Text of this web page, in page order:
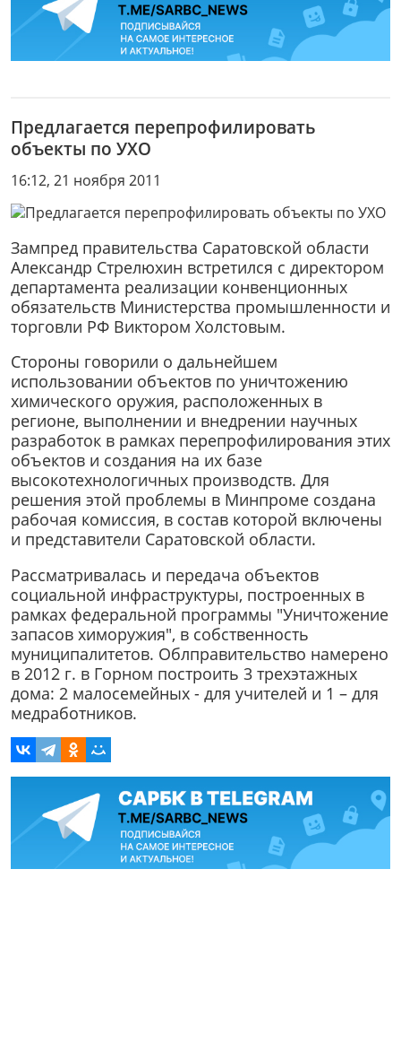
Предлагается перепрофилировать
объекты по УХО
16:12, 21 ноября 2011
Зампред правительства Саратовской области
Александр Стрелюхин встретился с директором
департамента реализации конвенционных
обязательств Министерства промышленности и
торговли РФ Виктором Холстовым.
Стороны говорили о дальнейшем
использовании объектов по уничтожению
химического оружия, расположенных в
регионе, выполнении и внедрении научных
разработок в рамках перепрофилирования этих
объектов и создания на их базе
высокотехнологичных производств. Для
решения этой проблемы в Минпроме создана
рабочая комиссия, в состав которой включены
и представители Саратовской области.
Рассматривалась и передача объектов
социальной инфраструктуры, построенных в
рамках федеральной программы "Уничтожение
запасов химоружия", в собственность
муниципалитетов. Облправительство намерено
в 2012 г. в Горном построить 3 трехэтажных
дома: 2 малосемейных - для учителей и 1 – для
медработников.